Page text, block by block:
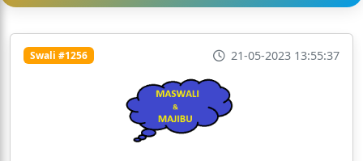
Swali #1256 21-05-2023 13:55:37